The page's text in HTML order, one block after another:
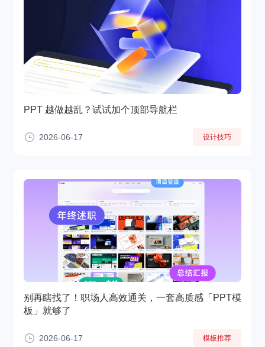
PPT 越做越乱？试试加个顶部导航栏
2026-06-17 设计技巧
别再瞎找了！职场人高效通关，一套高质感「PPT模
板」就够了
2026-06-17 模板推荐